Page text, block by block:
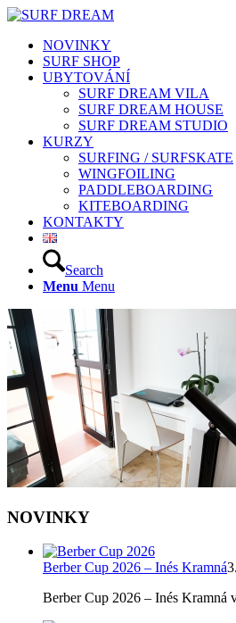
NOVINKY
SURF SHOP
UBYTOVÁNÍ
SURF DREAM VILA
SURF DREAM HOUSE
SURF DREAM STUDIO
KURZY
SURFING / SURFSKATE
WINGFOILING
PADDLEBOARDING
KITEBOARDING
KONTAKTY
Search
Menu Menu
NOVINKY
Berber Cup 2026 – Inés Kramná
Berber Cup 2026 – Inés